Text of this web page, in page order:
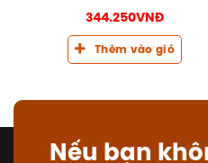
344.250VNĐ
Thêm vào giỏ
Nếu bạn